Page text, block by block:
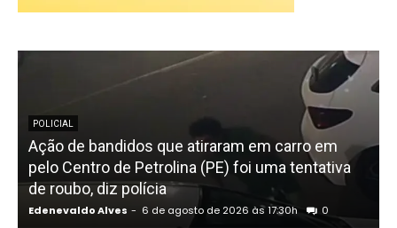
POLICIAL
Ação de bandidos que atiraram em carro em
pelo Centro de Petrolina (PE) foi uma tentativa
de roubo, diz polícia
Edenevaldo Alves - 6 de agosto de 2026 às 17:30h 0